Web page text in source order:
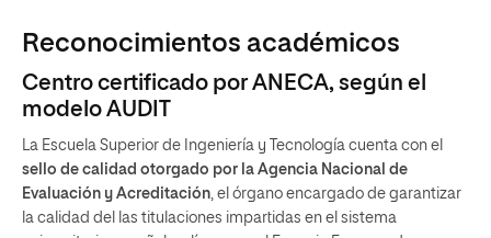
Reconocimientos académicos
Centro certificado por ANECA, según el
modelo AUDIT
La Escuela Superior de Ingeniería y Tecnología cuenta con el
sello de calidad otorgado por la Agencia Nacional de
Evaluación y Acreditación, el órgano encargado de garantizar
la calidad del las titulaciones impartidas en el sistema